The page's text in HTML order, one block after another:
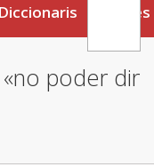
Diccionaris Eines
poder dir